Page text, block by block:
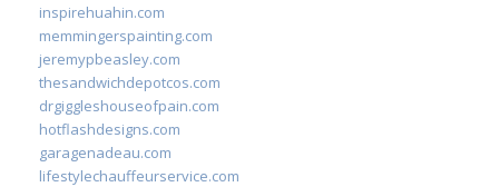
inspirehuahin.com
memmingerspainting.com
jeremypbeasley.com
thesandwichdepotcos.com
drgiggleshouseofpain.com
hotflashdesigns.com
garagenadeau.com
lifestylechauffeurservice.com